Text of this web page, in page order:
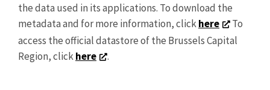
the data used in its applications. To download the
metadata and for more information, clickhere
To
access the official datastore of the Brussels Capital
Region, clickhere .